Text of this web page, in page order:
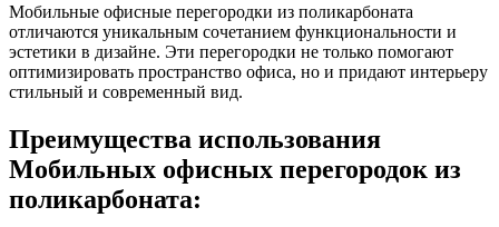
Мобильные офисные перегородки из поликарбоната
отличаются уникальным сочетанием функциональности и
эстетики в дизайне. Эти перегородки не только помогают
оптимизировать пространство офиса, но и придают интерьеру
стильный и современный вид.
Преимущества использования
Мобильных офисных перегородок из
поликарбоната: